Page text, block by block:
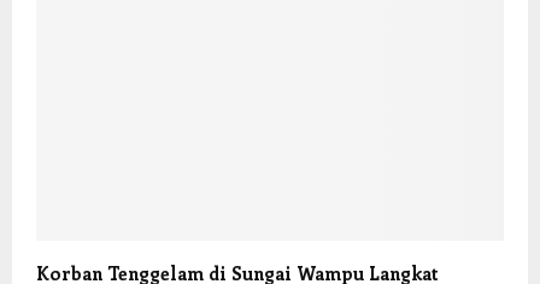
Korban Tenggelam di Sungai Wampu Langkat